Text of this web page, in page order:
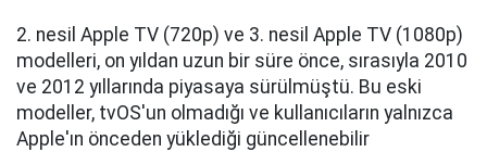
2. nesil Apple TV (720p) ve 3. nesil Apple TV (1080p)
modelleri, on yıldan uzun bir süre önce, sırasıyla 2010
ve 2012 yıllarında piyasaya sürülmüştü. Bu eski
modeller, tvOS'un olmadığı ve kullanıcıların yalnızca
Apple'ın önceden yüklediği güncellenebilir